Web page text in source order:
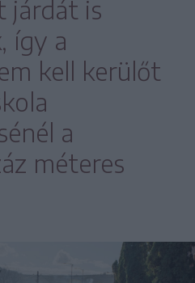
járdát is
így a
kell kerülőt
a
méteres